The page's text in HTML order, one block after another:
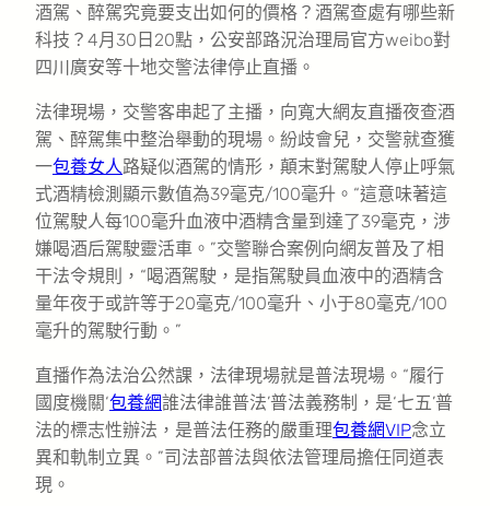
酒駕、醉駕究竟要支出如何的價格？酒駕查處有哪些新
科技？4月30日20點，公安部路況治理局官方weibo對
四川廣安等十地交警法律停止直播。
法律現場，交警客串起了主播，向寬大網友直播夜查酒
駕、醉駕集中整治舉動的現場。紛歧會兒，交警就查獲
一包養女人路疑似酒駕的情形，顛末對駕駛人停止呼氣
式酒精檢測顯示數值為39毫克/100毫升。“這意味著這
位駕駛人每100毫升血液中酒精含量到達了39毫克，涉
嫌喝酒后駕駛靈活車。”交警聯合案例向網友普及了相
干法令規則，“喝酒駕駛，是指駕駛員血液中的酒精含
量年夜于或許等于20毫克/100毫升、小于80毫克/100
毫升的駕駛行動。”
直播作為法治公然課，法律現場就是普法現場。“履行
國度機關‘包養網誰法律誰普法’普法義務制，是‘七五’普
法的標志性辦法，是普法任務的嚴重理包養網VIP念立
異和軌制立異。”司法部普法與依法管理局擔任同道表
現。